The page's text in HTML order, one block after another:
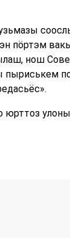
пӧртэм
нош
юрттоз